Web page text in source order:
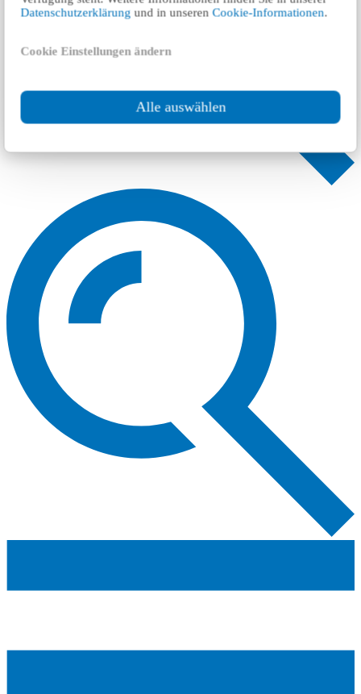
Datenschutzerklärung und in unserenCookie-Informationen.
Cookie Einstellungen ändern
Alle auswählen